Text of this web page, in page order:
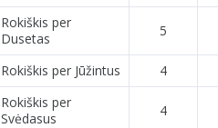
Rokiškis per
Dusetas
5
Rokiškis per Jūžintus 4
Rokiškis per
Svėdasus
4